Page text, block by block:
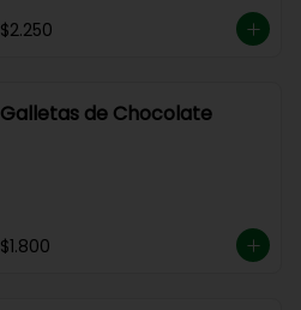
$2.250
Galletas de Chocolate
$1.800